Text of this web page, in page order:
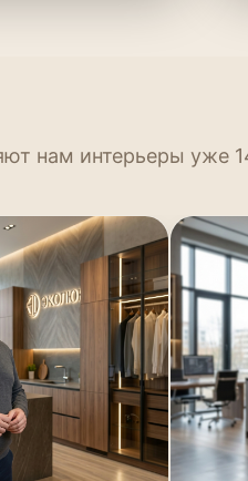
нам интерьеры уже